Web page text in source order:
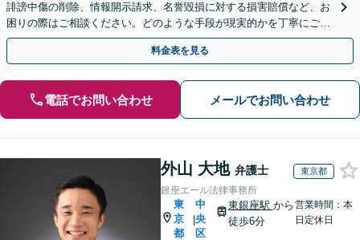
誹謗中傷の削除、情報開示請求、名誉毀損に対する損害賠償など、お
困りの際はご相談ください。どのような手段が現実的かを丁寧にご説
明し、依頼者さまにとって納得のいく解決を目指します。
料金表を見る
電話でお問い合わせ メールでお問い合わせ
外山 大地 弁護士 東京都
銀座エール法律事務所
東
京
都
|
中
央
区
東銀座駅 から
徒歩6分
営業時間：本
日定休日